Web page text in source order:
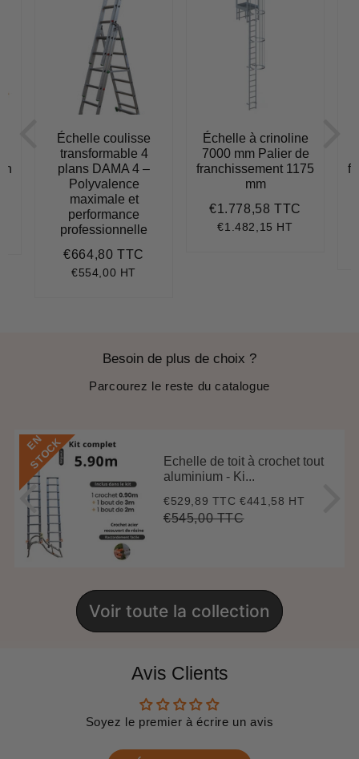
Échelle coulisse
transformable 4
plans DAMA 4 –
Polyvalence
maximale et
performance
professionnelle
Prix
régulier
€664,80 TTC
€554,00 HT
Échelle à crinoline
7000 mm Palier de
franchissement 1175
mm
Prix
régulier
€1.778,58 TTC
€1.482,15 HT
Besoin de plus de choix ?
Parcourez le reste du catalogue
E
N
S
T
O
C
K
Echelle de toit à crochet tout
aluminium - Ki...
Prix
réduit
€529,89 TTC€529,89
€441,58 HT
Prix
€545,00 TTC€545,00
Voir toute la collection
Avis Clients
Soyez le premier à écrire un avis